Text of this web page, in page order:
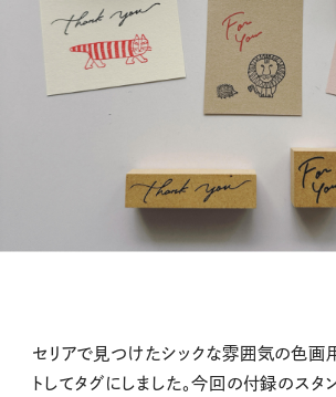
セリアで見つけたシックな雰囲気の色画
トしてタグにしました。今回の付録のスタ